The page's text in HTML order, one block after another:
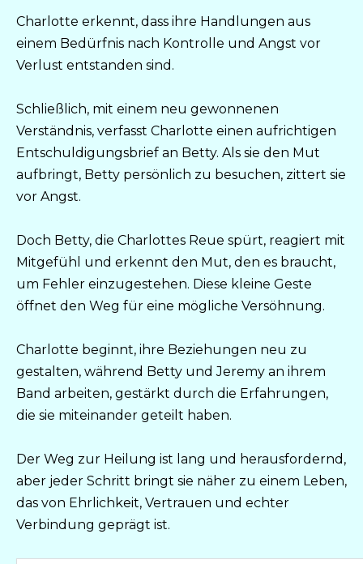
Charlotte erkennt, dass ihre Handlungen aus
einem Bedürfnis nach Kontrolle und Angst vor
Verlust entstanden sind.
Schließlich, mit einem neu gewonnenen
Verständnis, verfasst Charlotte einen aufrichtigen
Entschuldigungsbrief an Betty. Als sie den Mut
aufbringt, Betty persönlich zu besuchen, zittert sie
vor Angst.
Doch Betty, die Charlottes Reue spürt, reagiert mit
Mitgefühl und erkennt den Mut, den es braucht,
um Fehler einzugestehen. Diese kleine Geste
öffnet den Weg für eine mögliche Versöhnung.
Charlotte beginnt, ihre Beziehungen neu zu
gestalten, während Betty und Jeremy an ihrem
Band arbeiten, gestärkt durch die Erfahrungen,
die sie miteinander geteilt haben.
Der Weg zur Heilung ist lang und herausfordernd,
aber jeder Schritt bringt sie näher zu einem Leben,
das von Ehrlichkeit, Vertrauen und echter
Verbindung geprägt ist.